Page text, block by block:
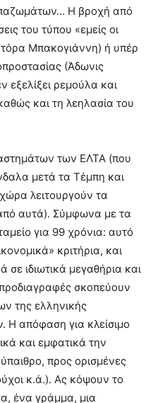
Η βροχή από
του τύπου «εμείς οι
Μπακογιάννη) ή υπέρ
(Άδωνις
εξελίξει ρεμούλα και
και τη λεηλασία του
των ΕΛΤΑ (που
μετά τα Τέμπη και
λειτουργούν τα
αυτά). Σύμφωνα με τα
για 99 χρόνια: αυτό
κριτήρια, και
σε ιδιωτικά μεγαθήρια και
σκοπεύουν
της ελληνικής
Η απόφαση για κλείσιμο
και εμφατικά την
προς ορισμένες
κ.ά.). Ας κόψουν το
ένα γράμμα, μια